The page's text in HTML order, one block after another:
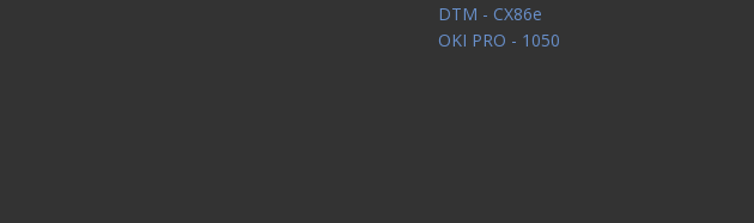
DTM - CX86e
OKI PRO - 1050